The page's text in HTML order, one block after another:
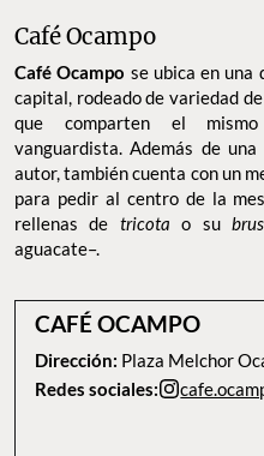
Café Ocampo
Café Ocampo se ubica en una
capital, rodeado de variedad
que comparten el
vanguardista. Además de
autor, también cuenta con un
para pedir al centro de la
rellenas de tricota o su
aguacate–.
CAFÉ OCAMPO
Dirección: Plaza Melchor
Redes sociales: